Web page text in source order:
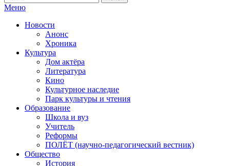
Меню
Новости
Анонс
Хроника
Культура
Дом актёра
Литература
Кино
Культурное наследие
Парк культуры и чтения
Образование
Школа и вуз
Учитель
Реформы
ПОЛЁТ (научно-педагогический вестник)
Общество
История